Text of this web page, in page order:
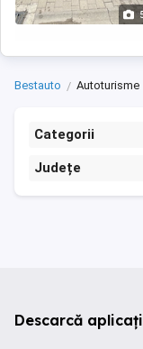
Bestauto Autoturisme
Categorii
Județe
Descarcă